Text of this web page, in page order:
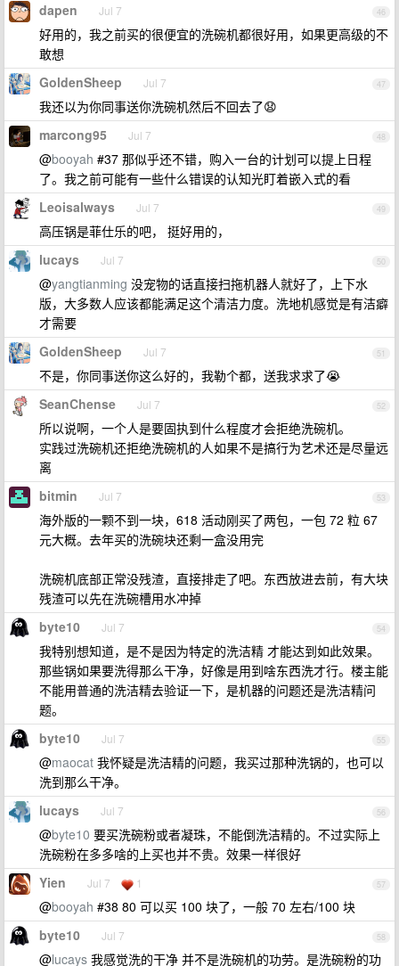
46
dapen Jul 7
好用的，我之前买的很便宜的洗碗机都很好用，如果更高级的不
敢想
47
GoldenSheep Jul 7
我还以为你同事送你洗碗机然后不回去了😧
48
marcong95 Jul 7
@booyah #37 那似乎还不错，购入一台的计划可以提上日程
了。我之前可能有一些什么错误的认知光盯着嵌入式的看
49
Leoisalways Jul 7
高压锅是菲仕乐的吧， 挺好用的，
50
lucays Jul 7
@yangtianming 没宠物的话直接扫拖机器人就好了，上下水
版，大多数人应该都能满足这个清洁力度。洗地机感觉是有洁癖
才需要
51
GoldenSheep Jul 7
不是，你同事送你这么好的，我勒个都，送我求求了😭
52
SeanChense Jul 7
所以说啊，一个人是要固执到什么程度才会拒绝洗碗机。
实践过洗碗机还拒绝洗碗机的人如果不是搞行为艺术还是尽量远
离
53
bitmin Jul 7
海外版的一颗不到一块，618 活动刚买了两包，一包 72 粒 67
元大概。去年买的洗碗块还剩一盒没用完
洗碗机底部正常没残渣，直接排走了吧。东西放进去前，有大块
残渣可以先在洗碗槽用水冲掉
54
byte10 Jul 7
我特别想知道，是不是因为特定的洗洁精 才能达到如此效果。
那些锅如果要洗得那么干净，好像是用到啥东西洗才行。楼主能
不能用普通的洗洁精去验证一下，是机器的问题还是洗洁精问
题。
55
byte10 Jul 7
@maocat 我怀疑是洗洁精的问题，我买过那种洗锅的，也可以
洗到那么干净。
56
lucays Jul 7
@byte10 要买洗碗粉或者凝珠，不能倒洗洁精的。不过实际上
洗碗粉在多多啥的上买也并不贵。效果一样很好
57
Yien Jul 7 1
@booyah #38 80 可以买 100 块了，一般 70 左右/100 块
58
byte10 Jul 7
@lucays 我感觉洗的干净 并不是洗碗机的功劳。是洗碗粉的功